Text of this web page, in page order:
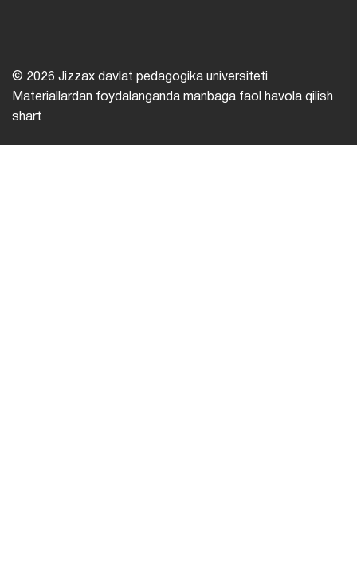
© 2026 Jizzax davlat pedagogika universiteti
Materiallardan foydalanganda manbaga faol havola qilish
shart